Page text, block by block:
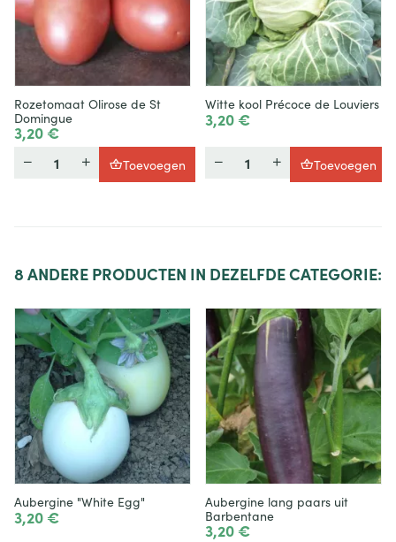
Rozetomaat Olirose de St
Domingue
3,20 €
Hoeveelheid
Toevoegen
Witte kool Précoce de Louviers
3,20 €
Hoeveelheid
Toevoegen
8 ANDERE PRODUCTEN IN DEZELFDE CATEGORIE:
Aubergine "White Egg"
3,20 €
Aubergine lang paars uit
Barbentane
3,20 €